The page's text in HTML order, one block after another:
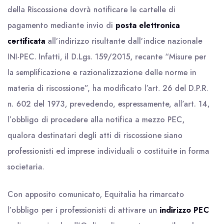
della Riscossione dovrà notificare le cartelle di
pagamento mediante invio di posta elettronica
certificata all’indirizzo risultante dall’indice nazionale
INI-PEC. Infatti, il D.Lgs. 159/2015, recante “Misure per
la semplificazione e razionalizzazione delle norme in
materia di riscossione”, ha modificato l’art. 26 del D.P.R.
n. 602 del 1973, prevedendo, espressamente, all’art. 14,
l’obbligo di procedere alla notifica a mezzo PEC,
qualora destinatari degli atti di riscossione siano
professionisti ed imprese individuali o costituite in forma
societaria.
Con apposito comunicato, Equitalia ha rimarcato
l’obbligo per i professionisti di attivare un indirizzo PEC